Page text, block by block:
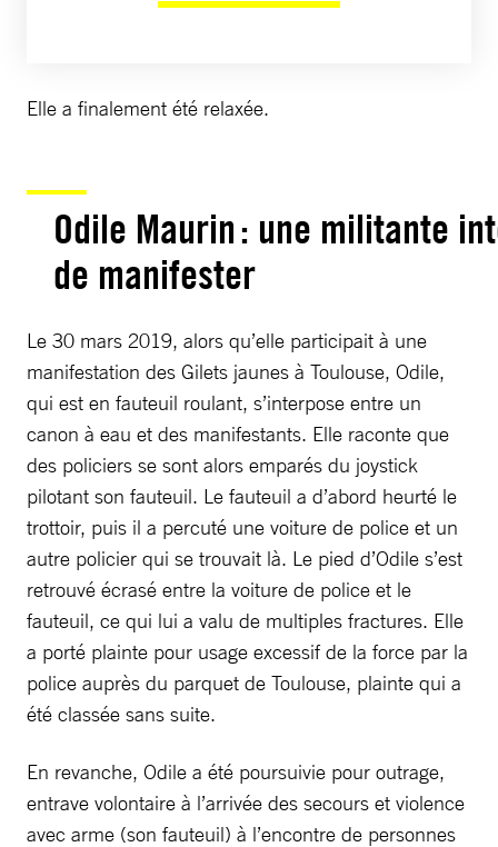
Elle a finalement été relaxée.
Odile Maurin : une militante
de manifester
Le 30 mars 2019, alors qu’elle participait à une
manifestation des Gilets jaunes à Toulouse, Odile,
qui est en fauteuil roulant, s’interpose entre un
canon à eau et des manifestants. Elle raconte que
des policiers se sont alors emparés du joystick
pilotant son fauteuil. Le fauteuil a d’abord heurté le
trottoir, puis il a percuté une voiture de police et un
autre policier qui se trouvait là. Le pied d’Odile s’est
retrouvé écrasé entre la voiture de police et le
fauteuil, ce qui lui a valu de multiples fractures. Elle
a porté plainte pour usage excessif de la force par la
police auprès du parquet de Toulouse, plainte qui a
été classée sans suite.
En revanche, Odile a été poursuivie pour outrage,
entrave volontaire à l’arrivée des secours et violence
avec arme (son fauteuil) à l’encontre de personnes